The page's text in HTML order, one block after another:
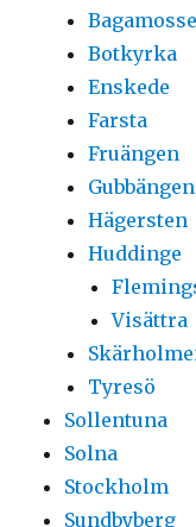
Botkyrka
Enskede
Farsta
Fruängen
Gubbängen
Hägersten
Huddinge
Visättra
Tyresö
Sollentuna
Solna
Stockholm
Sundbyberg